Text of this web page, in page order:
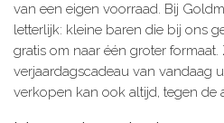
van een eigen voorraad. Bij
letterlijk: kleine baren die bij ons
gratis om naar één groter formaat.
verjaardagscadeau van vandaag
verkopen kan ook altijd, tegen de